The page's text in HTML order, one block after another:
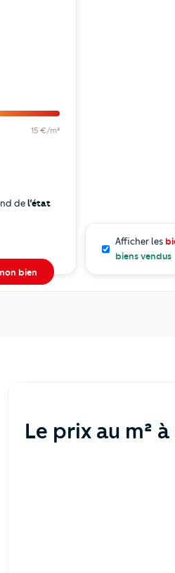
15 €/m²
del’état
bien
Afficher les
biens vendus
Le prix au m²